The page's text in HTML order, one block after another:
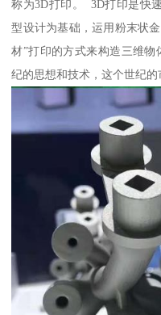
称为3D打印。 3D打印是快
型设计为基础，运用粉末状
材”打印的方式来构造三维
纪的思想和技术，这个世纪的